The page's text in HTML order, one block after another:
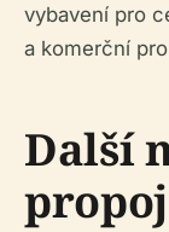
vybavení pro
a komerční
Další